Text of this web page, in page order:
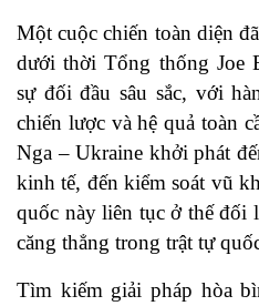
Một cuộc chiến toàn diện
dưới thời Tổng thống Joe
sự đối đầu sâu sắc, với
chiến lược và hệ quả toàn
Nga – Ukraine khởi phát
kinh tế, đến kiểm soát vũ
quốc này liên tục ở thế đối
căng thẳng trong trật tự
Tìm kiếm giải pháp hòa